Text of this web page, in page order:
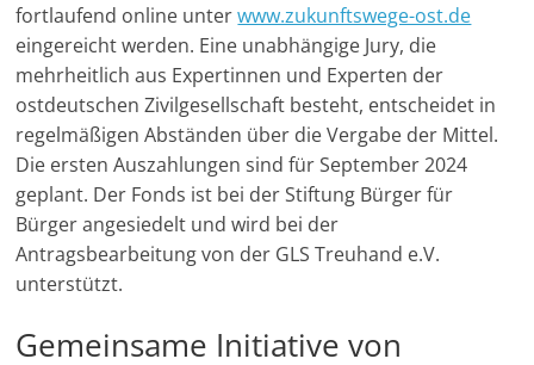
fortlaufend online unterwww.zukunftswege-ost.de
eingereicht werden. Eine unabhängige Jury, die
mehrheitlich aus Expertinnen und Experten der
ostdeutschen Zivilgesellschaft besteht, entscheidet in
regelmäßigen Abständen über die Vergabe der Mittel.
Die ersten Auszahlungen sind für September 2024
geplant. Der Fonds ist bei der Stiftung Bürger für
Bürger angesiedelt und wird bei der
Antragsbearbeitung von der GLS Treuhand e.V.
unterstützt.
Gemeinsame Initiative von